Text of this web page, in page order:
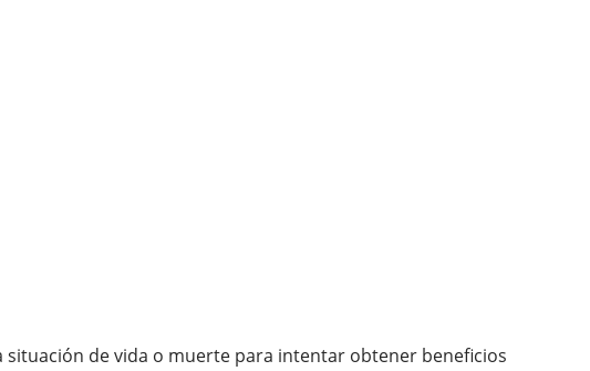
situación de vida o muerte para intentar obtener beneficios